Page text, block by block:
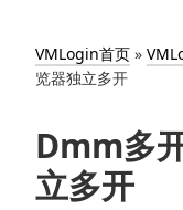
VMLogin首页 »
览器独立多开
Dmm多
立多开